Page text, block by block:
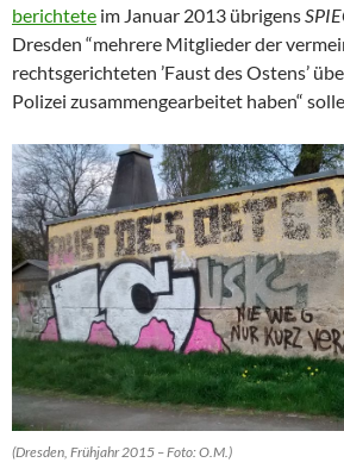
berichtete im Januar 2013 übrigens
Dresden “mehrere Mitglieder der
rechtsgerichteten ’Faust des Ostens’
Polizei zusammengearbeitet haben“
(Dresden, Frühjahr 2015 – Foto: O.M.)